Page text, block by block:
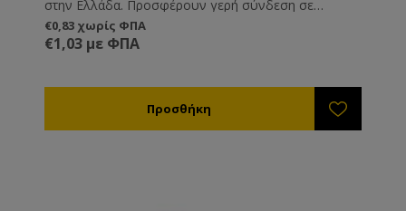
στην Ελλάδα. Προσφέρουν γερή σύνδεση σε
πατώματα, βάσεις και καπάκι, ενώ ρυθμίζονται σε
ύψος. Κατασκευασμένοι από γαλβανισμένο
σίδερο.Ελληνικής κατασκευής.
€0,83 χωρίς ΦΠΑ
€1,03 με ΦΠΑ